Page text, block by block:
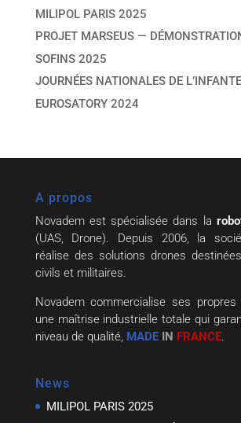
MILIPOL PARIS 2025
PROJET MARSEUS —
SOFINS 2025
JOURNÉES NATIONALES DE
EUROSATORY 2024
A propos
Novadem est spécialisée dans la
(UAS, Drone). Depuis 2006, la
réalise des solutions drones
civils et militaires.
Novadem commercialise ses propres
une maîtrise industrielle totale qui
niveau de qualité, MADEIN FRANCE.
News
MILIPOL PARIS 2025